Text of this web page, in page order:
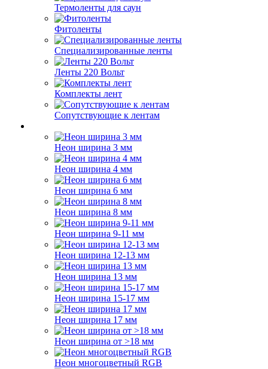
Термоленты для саун
Фитоленты
Специализированные ленты
Ленты 220 Вольт
Комплекты лент
Сопутствующие к лентам
Неон ширина 3 мм
Неон ширина 4 мм
Неон ширина 6 мм
Неон ширина 8 мм
Неон ширина 9-11 мм
Неон ширина 12-13 мм
Неон ширина 13 мм
Неон ширина 15-17 мм
Неон ширина 17 мм
Неон ширина от >18 мм
Неон многоцветный RGB